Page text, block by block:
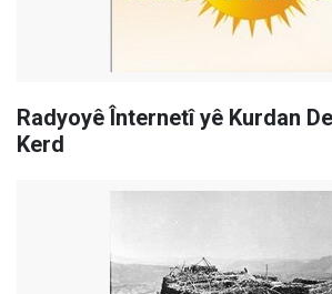
Radyoyê Înternetî yê Kurdan
Kerd